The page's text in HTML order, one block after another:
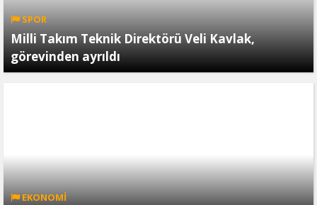
SPOR
Milli Takım Teknik Direktörü Veli Kavlak,
görevinden ayrıldı
EKONOMİ